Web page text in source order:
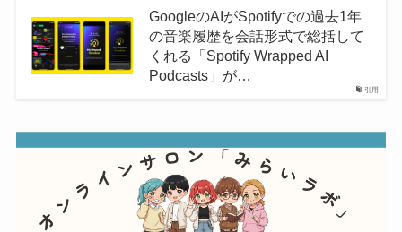
引用
GoogleのAIがSpotifyでの過去1年
の音楽履歴を会話形式で総括して
くれる「Spotify Wrapped AI
Podcasts」が…